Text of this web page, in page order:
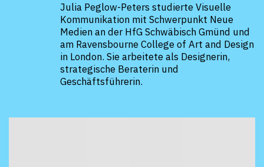
format+
Julia Peglow-Peters studierte Visuelle
Kommunikation mit Schwerpunkt Neue
Medien an der HfG Schwäbisch Gmünd und
am Ravensbourne College of Art and Design
in London. Sie arbeitete als Designerin,
strategische Beraterin und
Geschäftsführerin.